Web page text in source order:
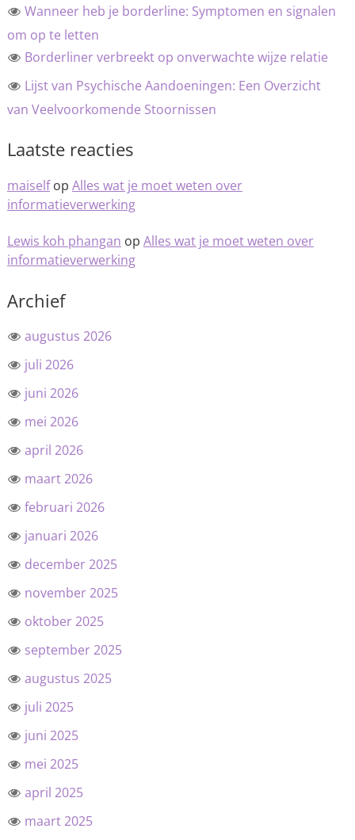
Wanneer heb je borderline: Symptomen en signalen
om op te letten
Borderliner verbreekt op onverwachte wijze relatie
Lijst van Psychische Aandoeningen: Een Overzicht
van Veelvoorkomende Stoornissen
Laatste reacties
maiselfop Alles wat je moet weten over
informatieverwerking
Lewis koh phangan op Alles wat je moet weten over
informatieverwerking
Archief
augustus 2026
juli 2026
juni 2026
mei 2026
april 2026
maart 2026
februari 2026
januari 2026
december 2025
november 2025
oktober 2025
september 2025
augustus 2025
juli 2025
juni 2025
mei 2025
april 2025
maart 2025